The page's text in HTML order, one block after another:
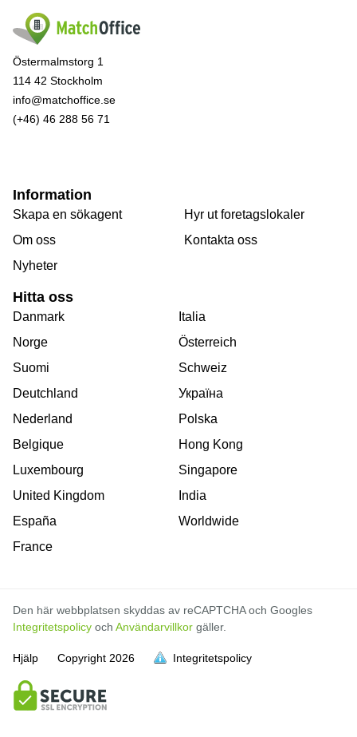
Östermalmstorg 1
114 42 Stockholm
info@matchoffice.se
(+46) 46 288 56 71
Information
Skapa en sökagent
Om oss
Nyheter
Hyr ut foretagslokaler
Kontakta oss
Hitta oss
Danmark
Norge
Suomi
Deutchland
Nederland
Belgique
Luxembourg
United Kingdom
España
France
Italia
Österreich
Schweiz
Україна
Polska
Hong Kong
Singapore
India
Worldwide
Den här webbplatsen skyddas av reCAPTCHA och Googles
Integritetspolicy och Användarvillkor gäller.
Hjälp Copyright 2026 Integritetspolicy